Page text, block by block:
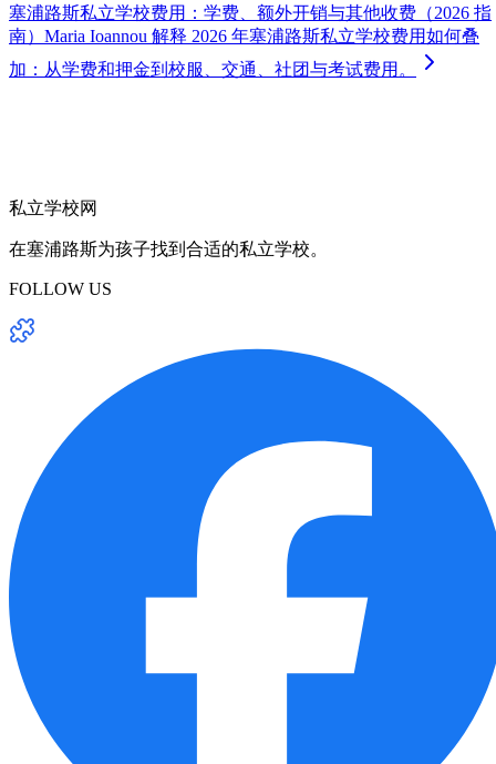
塞浦路斯私立学校费用：学费、额外开销与其他收费（2026 指
南） Maria Ioannou 解释 2026 年塞浦路斯私立学校费用如何叠
加：从学费和押金到校服、交通、社团与考试费用。
私立学校网
在塞浦路斯为孩子找到合适的私立学校。
FOLLOW US